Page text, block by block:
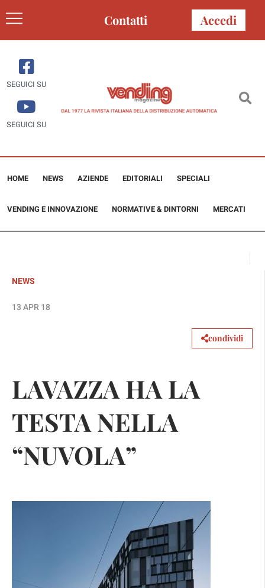
Contatti Accedi
SEGUICI SU
SEGUICI SU
HOME NEWS AZIENDE EDITORIALI SPECIALI
VENDING E INNOVAZIONE NORMATIVE & DINTORNI MERCATI
NEWS
13 APR 18
condividi
LAVAZZA HA LA
TESTA NELLA
“NUVOLA”